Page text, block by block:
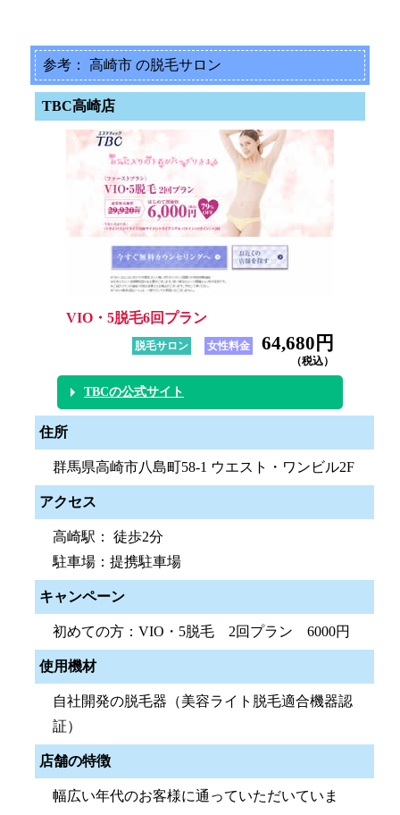
参考： 高崎市 の脱毛サロン
TBC高崎店
VIO・5脱毛6回プラン
脱毛サロン 女性料金 64,680円
（税込）
TBCの公式サイト
住所
群馬県高崎市八島町58-1 ウエスト・ワンビル2F
アクセス
高崎駅： 徒歩2分
駐車場：提携駐車場
キャンペーン
初めての方：VIO・5脱毛 2回プラン 6000円
使用機材
自社開発の脱毛器（美容ライト脱毛適合機器認
証）
店舗の特徴
幅広い年代のお客様に通っていただいていま